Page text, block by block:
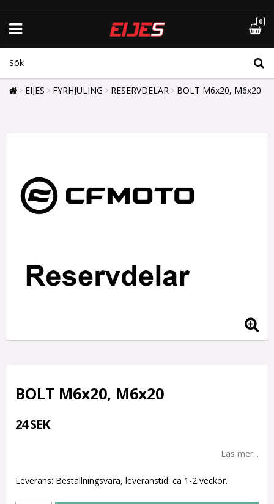
0
EIJES FYRHJULING RESERVDELAR BOLT M6x20, M6x20
BOLT M6x20, M6x20
24 SEK
Läs mer...
Leverans: Beställningsvara, leveranstid: ca 1-2 veckor.